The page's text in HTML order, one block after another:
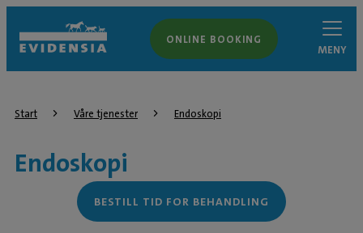
ONLINE BOOKING
MENY
Start Våre tjenester Endoskopi
Endoskopi
BESTILL TID FOR BEHANDLING